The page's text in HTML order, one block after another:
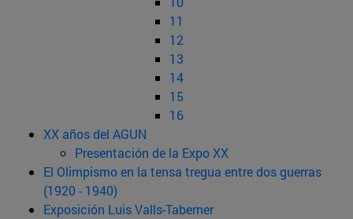
11
12
13
14
15
16
XX años del AGUN
Presentación de la Expo XX
El Olimpismo en la tensa tregua entre dos guerras
(1920 - 1940)
Exposición Luis Valls-Taberner